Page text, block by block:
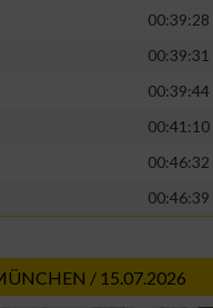
00:39:28
00:39:31
00:39:44
00:41:10
00:46:32
00:46:39
/ 15.07.2026
durch Statistiken
Daten zur Auswahl
Standortdaten